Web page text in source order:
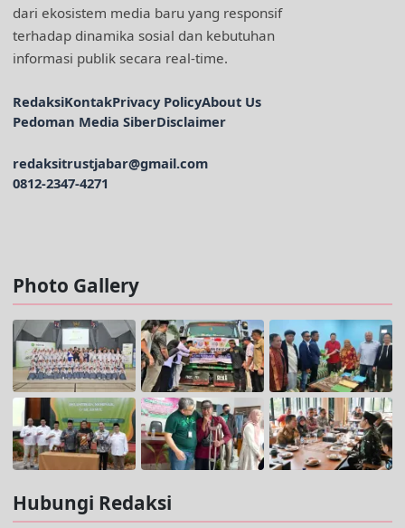
dari ekosistem media baru yang responsif
terhadap dinamika sosial dan kebutuhan
informasi publik secara real-time.
RedaksiKontakPrivacy PolicyAbout Us
Pedoman Media SiberDisclaimer
redaksitrustjabar@gmail.com
0812-2347-4271
Photo Gallery
Hubungi Redaksi